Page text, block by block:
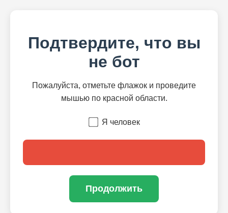
Подтвердите, что вы
не бот
Пожалуйста, отметьте флажок и проведите
мышью по красной области.
Я человек
Продолжить